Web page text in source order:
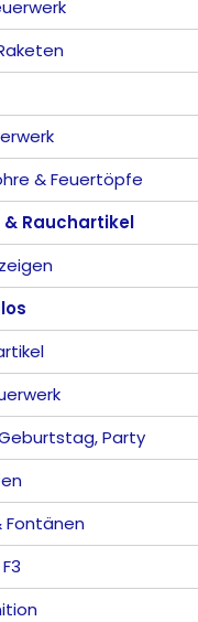
Kanonenschläge
Pfeiffer
Lichter
& Feuertöpfe
Effekte
& Rauchartikel
Party
Konfetti-Shooter
Fontänen